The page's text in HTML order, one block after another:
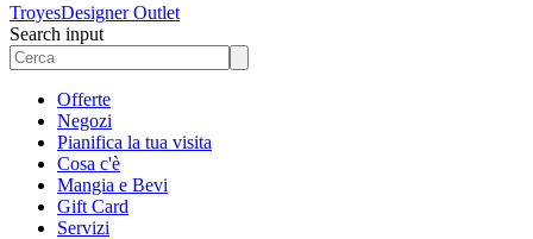
TroyesDesigner Outlet
Search input
Offerte
Negozi
Pianifica la tua visita
Cosa c'è
Mangia e Bevi
Gift Card
Servizi